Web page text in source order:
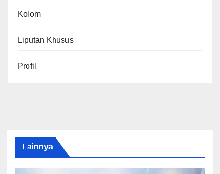
Kolom
Liputan Khusus
Profil
Lainnya